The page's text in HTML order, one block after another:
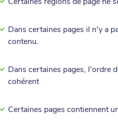
Dans certaines pages il n'y a
contenu.
Dans certaines pages, l'ordre
cohérent
Certaines pages contiennent